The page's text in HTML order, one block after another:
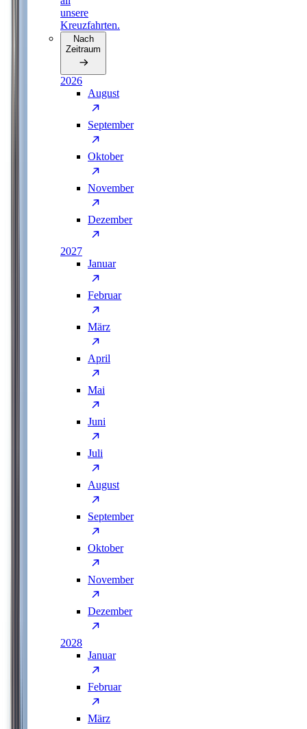
unsere
Kreuzfahrten.
Nach
Zeitraum
2026
August
September
Oktober
November
Dezember
2027
Januar
Februar
März
April
Mai
Juni
Juli
August
September
Oktober
November
Dezember
2028
Januar
Februar
März